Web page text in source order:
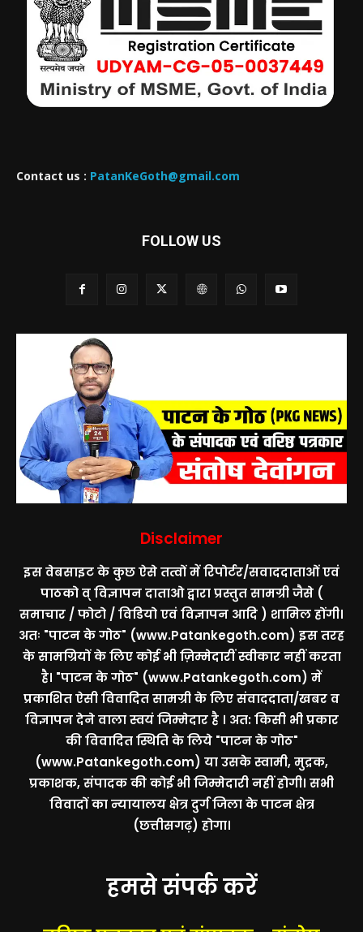
Contact us : PatanKeGoth@gmail.com
FOLLOW US
Disclaimer
इस वेबसाइट के कुछ ऐसे तत्वों में रिपोर्टर/सवाददाताओं एवं
पाठको व् विज्ञापन दाताओ द्वारा प्रस्तुत सामग्री जैसे (
समाचार / फोटो / विडियो एवं विज्ञापन आदि ) शामिल होंगी।
अतः "पाटन के गोठ" (www.Patankegoth.com) इस तरह
के सामग्रियों के लिए कोई भी ज़िम्मेदारीं स्वीकार नहीं करता
है। "पाटन के गोठ" (www.Patankegoth.com) में
प्रकाशित ऐसी विवादित सामग्री के लिए संवाददाता/खबर व
विज्ञापन देने वाला स्वयं जिम्मेदार है । अत: किसी भी प्रकार
की विवादित स्थिति के लिये "पाटन के गोठ"
(www.Patankegoth.com) या उसके स्वामी, मुद्रक,
प्रकाशक, संपादक की कोई भी जिम्मेदारी नहीं होगी। सभी
विवादों का न्यायालय क्षेत्र दुर्ग जिला के पाटन क्षेत्र
(छत्तीसगढ़) होगा।
हमसे संपर्क करें